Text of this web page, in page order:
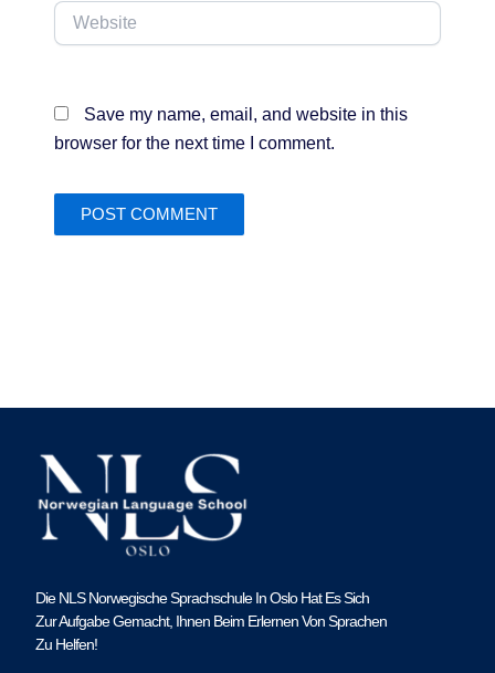
Website
Save my name, email, and website in this
browser for the next time I comment.
Die NLS Norwegische Sprachschule In Oslo Hat Es Sich
Zur Aufgabe Gemacht, Ihnen Beim Erlernen Von Sprachen
Zu Helfen!